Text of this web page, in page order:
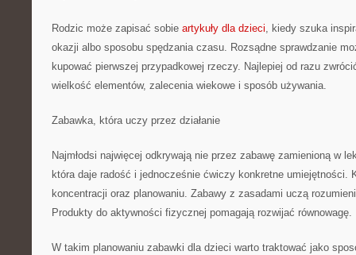
Rodzic może zapisać sobie artykuły dla dzieci, kiedy szuka
okazji albo sposobu spędzania czasu. Rozsądne sprawdzanie
kupować pierwszej przypadkowej rzeczy. Najlepiej od razu
wielkość elementów, zalecenia wiekowe i sposób używania.
Zabawka, która uczy przez działanie
Najmłodsi najwięcej odkrywają nie przez zabawę zamienioną w
która daje radość i jednocześnie ćwiczy konkretne umiejętności.
koncentracji oraz planowaniu. Zabawy z zasadami uczą
Produkty do aktywności fizycznej pomagają rozwijać równowagę.
W takim planowaniu zabawki dla dzieci warto traktować jako